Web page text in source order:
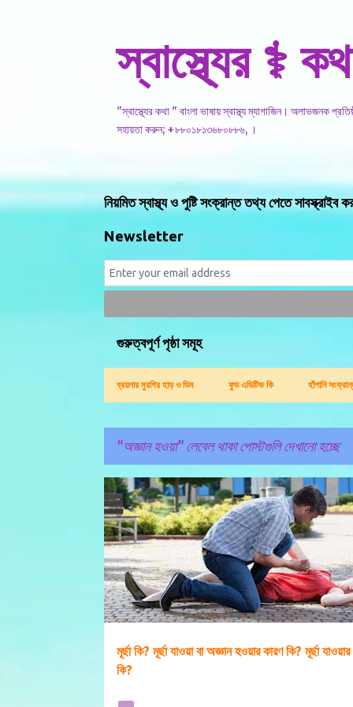
স্বাস্থ্যের ⚕️
"স্বাস্থ্যের কথা " বাংলা ভাষায় স্বাস্থ্য ম্যাগাজিন। অলাভজনক
সহায়তা করুন; +৮৮০১৮১৩৬৮০৮৮৬, ।
নিয়মিত স্বাস্থ্য ও পুষ্টি সংক্রান্ত তথ্য পেতে সাবস্ক্রাইব
Newsletter
গুরুত্বপূর্ণ পৃষ্ঠা সমূহ
ব্রয়লার মুরগির হাড় ও ডিম ফুড এডিটিভ কি হাঁপানি
অজ্ঞান হওয়া লেবেল থাকা পোস্টগুলি দেখানো হচ্ছে
পো
স্ট
গু
লি
মূর্ছা কি? মূর্ছা যাওয়া বা অজ্ঞান হওয়ার কারণ কি? মূর্ছা যাওয়ার
কি?
অজ্ঞান হওয়া